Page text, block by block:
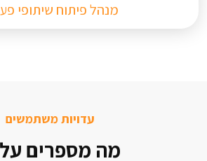
מנהל פיתוח שיתופי
עדויות משתמשים
מה מספרים